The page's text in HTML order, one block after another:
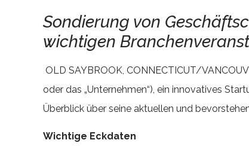
Sondierung von
wichtigen
OLD SAYBROOK, CONNECTICUT/
oder das „Unternehmen“), ein innovatives
Überblick über seine aktuellen und
Wichtige Eckdaten